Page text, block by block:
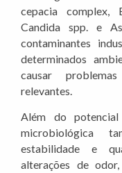
cepacia complex,
Candida spp. e
contaminantes
determinados
causar
relevantes.
Além do
microbiológica
estabilidade e
alterações de